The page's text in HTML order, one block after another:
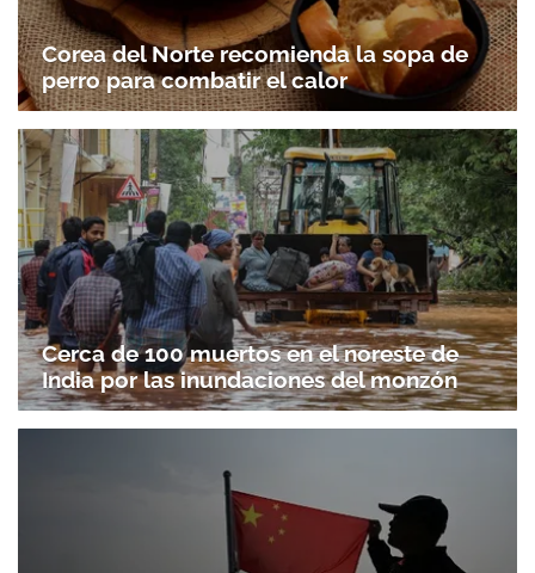
Corea del Norte recomienda la sopa de
perro para combatir el calor
Cerca de 100 muertos en el noreste de
India por las inundaciones del monzón